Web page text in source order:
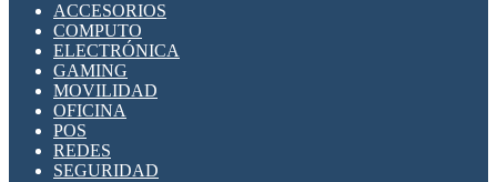
SUPRESOR DE TRANSIENTES SPDS PARA
APLICACIONES FOTOVOLTAICAS
ACCESORIOS
COMPUTO
ELECTRÓNICA
GAMING
MOVILIDAD
OFICINA
POS
REDES
SEGURIDAD